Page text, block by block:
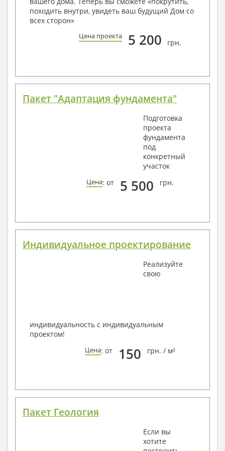
Получить профессиональную консультацию у
наших специалистов, Вы можете любым
способом связи: закажите обратный звонок,
по viber, e-mail, телефон -
походить внутри, увидеть ваш будущий Дом со
всех сторон»
Цена проекта 5 200 грн.
Пакет "Адаптация фундамента"
Подготовка
проекта
фундамента
под
конкретный
участок
Цена: от 5 500 грн.
Индивидуальное проектирование
Реализуйте
свою
индивидуальность с индивидуальным
проектом!
Цена: от 150 грн. / м²
Пакет Геология
Если вы
хотите